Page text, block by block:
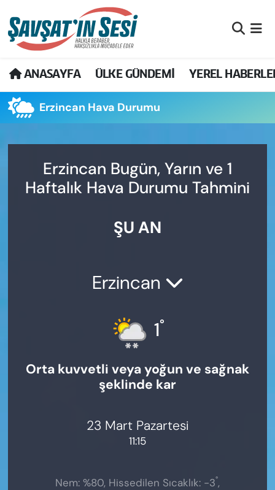
ANASAYFA ÜLKE GÜNDEMİ YEREL
Erzincan Hava Durumu
Erzincan Bugün, Yarın ve 1
Haftalık Hava Durumu Tahmini
ŞU AN
Erzincan
1°
Orta kuvvetli veya yoğun ve sağnak
şeklinde kar
23 Mart Pazartesi
11:15
Nem: %80, Hissedilen Sıcaklık: -3°,
Artvin Nöbetçi Eczaneler
Artvin Hava Durumu
Artvin Namaz Vakitleri
Puan Durumu ve Fikstür
Son Dakika Haberleri